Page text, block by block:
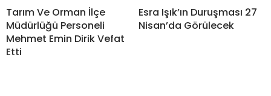
Tarım Ve Orman İlçe
Müdürlüğü Personeli
Mehmet Emin Dirik Vefat
Etti
Esra Işık’ın Duruşması 27
Nisan’da Görülecek